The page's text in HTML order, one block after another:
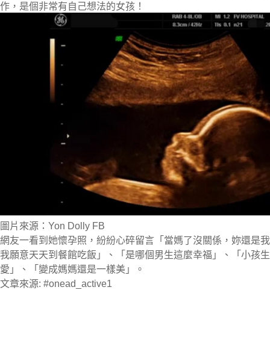
作，是個非常有自己想法的女孩！
圖片來源：Yon Dolly FB
網友一看到她懷孕照，紛紛心碎留言「當媽了沒關係，妳還是
我願意天天到餐館吃飯」、「是哪個男生這麼幸福」、「小孩
愛」、「變成媽媽還是一樣美」。
文章來源: #onead_active1